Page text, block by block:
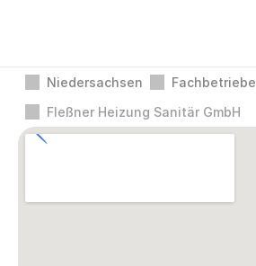
Niedersachsen
Fachbetriebe
Fleßner Heizung Sanitär GmbH